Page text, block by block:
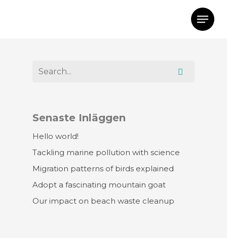
Senaste Inläggen
Hello world!
Tackling marine pollution with science
Migration patterns of birds explained
Adopt a fascinating mountain goat
Our impact on beach waste cleanup